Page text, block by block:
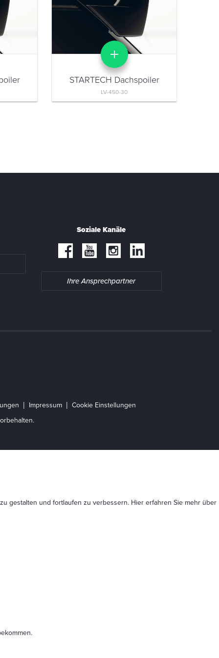
STARTECH Dachspoiler
LV-450-30
Soziale Kanäle
Ihre Ansprechpartner
Impressum
Cookie Einstellungen
gestalten und fortlaufen zu verbessern. Hier erfahren Sie mehr über